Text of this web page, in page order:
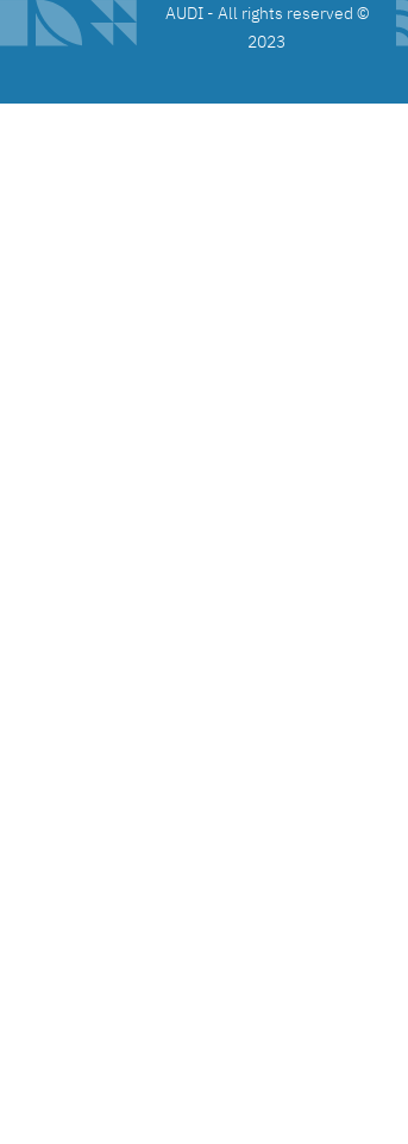
©️ AUDI - All rights reserved
2023